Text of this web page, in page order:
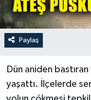
Paylaş
Dün aniden
yaşattı. İlçelerde
Sağlık & Yaşam
Siyaset